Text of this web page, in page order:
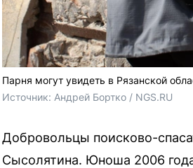
Парня могут увидеть в Рязанской
Источник: Андрей Бортко / NGS.RU
Добровольцы поисково-
Сысолятина. Юноша 2006